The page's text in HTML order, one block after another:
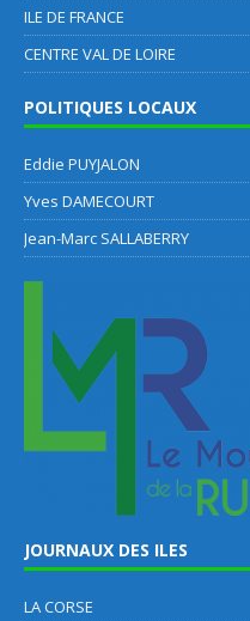
ILE DE FRANCE
CENTRE VAL DE LOIRE
POLITIQUES LOCAUX
Eddie PUYJALON
Yves DAMECOURT
Jean-Marc SALLABERRY
JOURNAUX DES ILES
LA CORSE